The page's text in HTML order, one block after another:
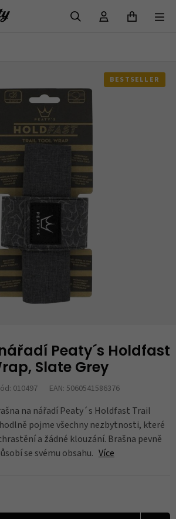
BESTSELLER
Peaty´s Holdfast
Slate Grey
010497 EAN: 5060541586376
na nářadí Peaty´s Holdfast Trail
pojme všechny nezbytnosti, které
a žádné klouzání. Brašna pevně
se svému obsahu. Více